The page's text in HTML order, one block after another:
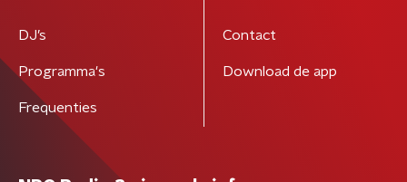
DJ’s
Programma's
Frequenties
Contact
Download de app